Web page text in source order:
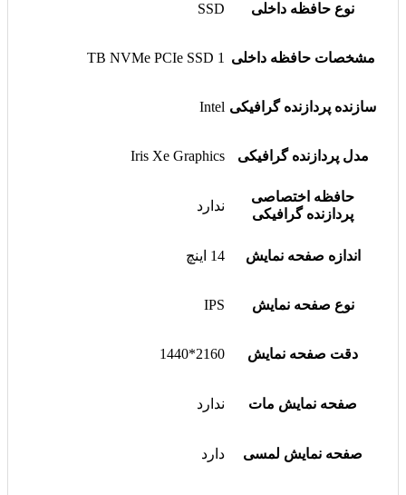
نوع حافظه داخلی SSD
مشخصات حافظه داخلی 1 TB NVMe PCIe SSD
سازنده پردازنده گرافیکی Intel
مدل پردازنده گرافیکی Iris Xe Graphics
حافظه اختصاصی
پردازنده گرافیکی
ندارد
اندازه صفحه نمایش 14 اینچ
نوع صفحه نمایش IPS
دقت صفحه نمایش 2160*1440
صفحه نمایش مات ندارد
صفحه نمایش لمسی دارد